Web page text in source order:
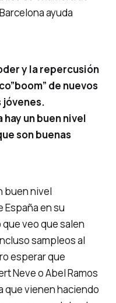
ayuda
y la repercusión
de nuevos
jóvenes.
hay un buen nivel
son buenas
buen nivel
en su
que veo que salen
sampleos al
esperar que
Neve o Abel Ramos
que vienen haciendo